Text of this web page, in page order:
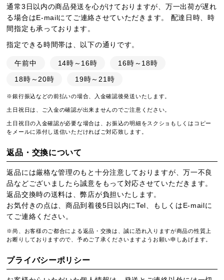
通常3日以内の商品発送を心がけておりますが、万一出荷が遅れ
る場合はE-mailにてご連絡させていただきます。 配達日時、時
間指定も承っております。
指定できる時間帯は、以下の通りです。
午前中 14時～16時
16時～18時
18時～20時
19時～21時
※銀行振込などの前払いの場合、入金確認後発送いたします。
土日祝日は、ご入金の確認が出来ませんのでご注意ください。
土日祝日の入金確認が必要な場合は、お振込の明細をスクショもしくはコピー
をメールに添付し送信いただければご対応致します。
返品・交換について
返品には厳格な管理のもと十分注意しておりますが、万一不良
品などございましたら誠意をもって対応させていただきます。
返品交換時の送料は、弊店が負担いたします。
お気付きの点は、商品到着後5日以内にTel、もしくはE-mailに
てご連絡ください。
※尚、お客様のご都合による返品・交換は、誠に恐れ入りますが商品の性質上
お断りしておりますので、予めご了承くださいますようお願い申しあげます。
プライバシーポリシー